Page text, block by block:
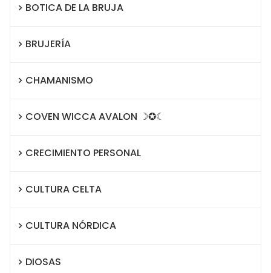
BOTICA DE LA BRUJA
BRUJERÍA
CHAMANISMO
COVEN WICCA AVALON ☽✪☾
CRECIMIENTO PERSONAL
CULTURA CELTA
CULTURA NÓRDICA
DIOSAS